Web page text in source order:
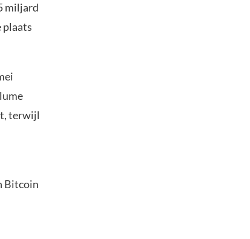
miljard
plaats
terwijl
Bitcoin